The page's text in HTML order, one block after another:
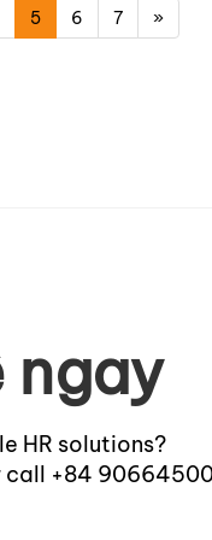
5 6 7 »
ngay
HR solutions?
call +84